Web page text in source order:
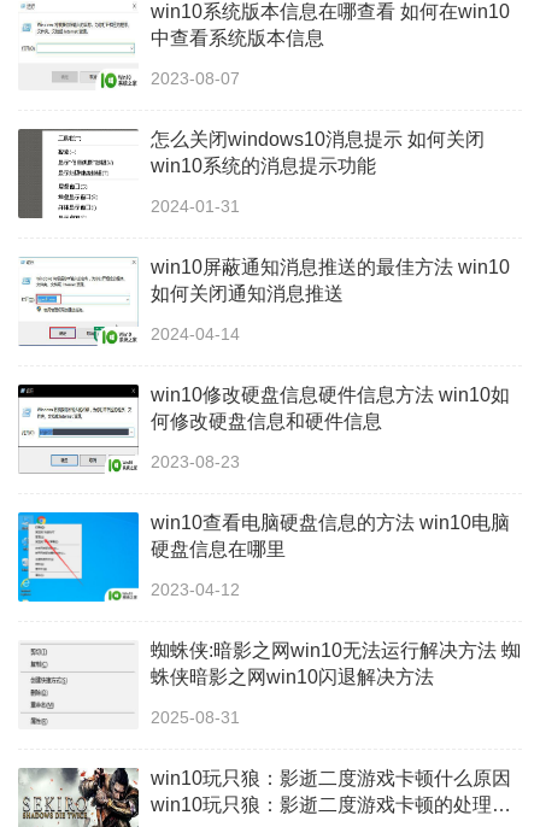
win10系统版本信息在哪查看 如何在win10
中查看系统版本信息
2023-08-07
怎么关闭windows10消息提示 如何关闭
win10系统的消息提示功能
2024-01-31
win10屏蔽通知消息推送的最佳方法 win10
如何关闭通知消息推送
2024-04-14
win10修改硬盘信息硬件信息方法 win10如
何修改硬盘信息和硬件信息
2023-08-23
win10查看电脑硬盘信息的方法 win10电脑
硬盘信息在哪里
2023-04-12
蜘蛛侠:暗影之网win10无法运行解决方法 蜘
蛛侠暗影之网win10闪退解决方法
2025-08-31
win10玩只狼：影逝二度游戏卡顿什么原因
win10玩只狼：影逝二度游戏卡顿的处理方